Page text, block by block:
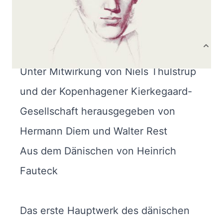
Bibliografische Daten
Produktbeschreibung
Unter Mitwirkung von Niels Thulstrup
und der Kopenhagener Kierkegaard-
Gesellschaft herausgegeben von
Hermann Diem und Walter Rest
Aus dem Dänischen von Heinrich
Fauteck
Das erste Hauptwerk des dänischen